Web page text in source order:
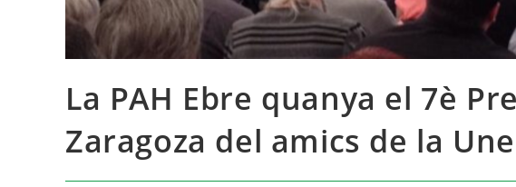
La PAH Ebre quanya el 7è
Zaragoza del amics de la